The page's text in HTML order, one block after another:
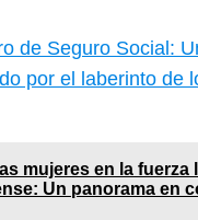
de Seguro Social:
por el laberinto de
mujeres en la fuerza
Un panorama en